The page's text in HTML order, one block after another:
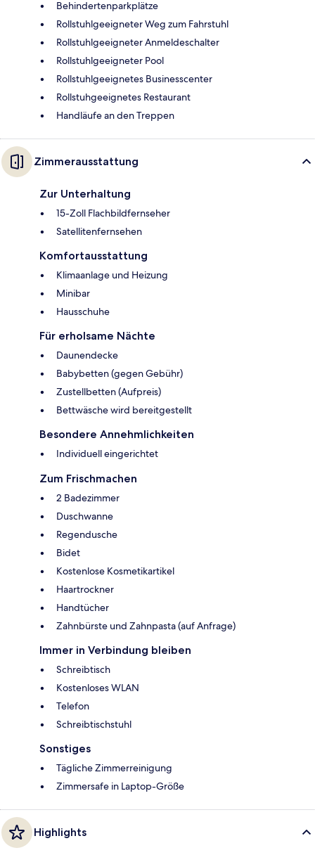
Behindertenparkplätze
Rollstuhlgeeigneter Weg zum Fahrstuhl
Rollstuhlgeeigneter Anmeldeschalter
Rollstuhlgeeigneter Pool
Rollstuhlgeeignetes Businesscenter
Rollstuhgeeignetes Restaurant
Handläufe an den Treppen
Zimmerausstattung
Zur Unterhaltung
15-Zoll Flachbildfernseher
Satellitenfernsehen
Komfortausstattung
Klimaanlage und Heizung
Minibar
Hausschuhe
Für erholsame Nächte
Daunendecke
Babybetten (gegen Gebühr)
Zustellbetten (Aufpreis)
Bettwäsche wird bereitgestellt
Besondere Annehmlichkeiten
Individuell eingerichtet
Zum Frischmachen
2 Badezimmer
Duschwanne
Regendusche
Bidet
Kostenlose Kosmetikartikel
Haartrockner
Handtücher
Zahnbürste und Zahnpasta (auf Anfrage)
Immer in Verbindung bleiben
Schreibtisch
Kostenloses WLAN
Telefon
Schreibtischstuhl
Sonstiges
Tägliche Zimmerreinigung
Zimmersafe in Laptop-Größe
Highlights